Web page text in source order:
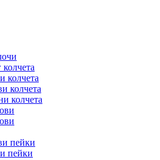
колчета
колчета
колчета
пейки
пейки